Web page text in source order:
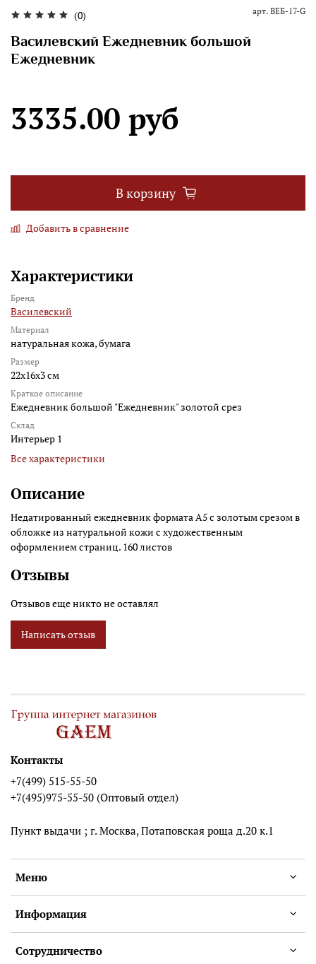
(0) арт. ВЕБ-17-G
Василевский Ежедневник большой
Ежедневник
3335.00 руб
В корзину
Добавить в сравнение
Характеристики
Бренд
Василевский
Материал
натуральная кожа, бумага
Размер
22x16x3 см
Краткое описание
Ежедневник большой "Ежедневник" золотой срез
Склад
Интерьер 1
Все характеристики
Описание
Недатированный ежедневник формата А5 с золотым срезом в
обложке из натуральной кожи с художественным
оформлением страниц. 160 листов
Отзывы
Отзывов еще никто не оставлял
Написать отзыв
Меню
Информация
Сотрудничество
Контакты
+7(499) 515-55-50
+7(495)975-55-50 (Оптовый отдел)
Пункт выдачи ; г. Москва, Потаповская роща д.20 к.1